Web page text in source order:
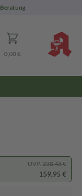
0,00 €
UVP: 238,48 €
159,95 €